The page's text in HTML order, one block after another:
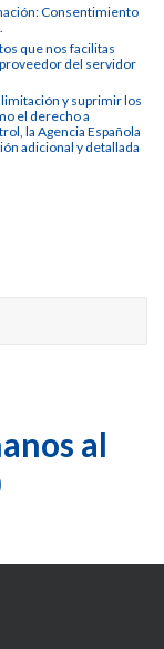
Consentimiento
que nos facilitas
del servidor
y suprimir los
el derecho a
la Agencia Española
adicional y detallada
al